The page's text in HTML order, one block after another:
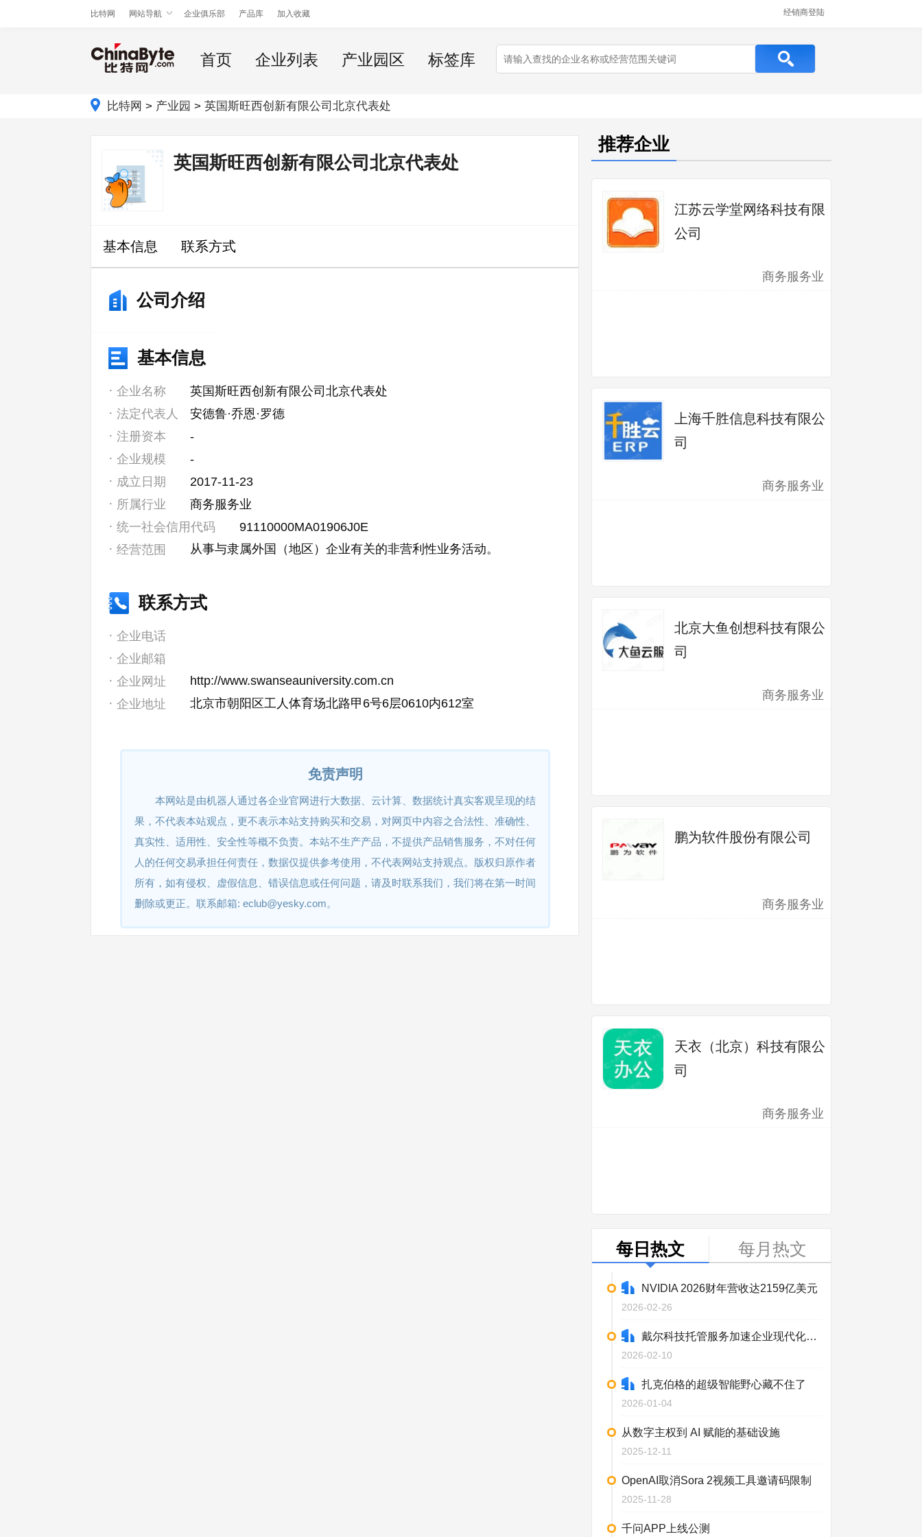
比特网 网站导航 企业俱乐部 产品库 加入收藏 经销商登陆
首页 企业列表 产业园区 标签库
比特网 > 产业园 > 英国斯旺西创新有限公司北京代表处
英国斯旺西创新有限公司北京代表处
基本信息 联系方式
公司介绍
基本信息
企业名称
英国斯旺西创新有限公司北京代表处
法定代表人
安德鲁·乔恩·罗德
注册资本
-
企业规模
-
成立日期
2017-11-23
所属行业
商务服务业
统一社会信用代码
91110000MA01906J0E
经营范围
从事与隶属外国（地区）企业有关的非营利性业务活动。
联系方式
企业电话
企业邮箱
企业网址
http://www.swanseauniversity.com.cn
企业地址
北京市朝阳区工人体育场北路甲6号6层0610内612室
免责声明
本网站是由机器人通过各企业官网进行大数据、云计算、数据统计真实客观呈现的结
果，不代表本站观点，更不表示本站支持购买和交易，对网页中内容之合法性、准确性、
真实性、适用性、安全性等概不负责。本站不生产产品，不提供产品销售服务，不对任何
人的任何交易承担任何责任，数据仅提供参考使用，不代表网站支持观点。版权归原作者
所有，如有侵权、虚假信息、错误信息或任何问题，请及时联系我们，我们将在第一时间
删除或更正。联系邮箱: eclub@yesky.com。
推荐企业
江苏云学堂网络科技有限
公司
商务服务业
上海千胜信息科技有限公
司
商务服务业
北京大鱼创想科技有限公
司
商务服务业
鹏为软件股份有限公司
商务服务业
天衣（北京）科技有限公
司
商务服务业
每日热文 每月热文
NVIDIA 2026财年营收达2159亿美元
2026-02-26
戴尔科技托管服务加速企业现代化进程
2026-02-10
扎克伯格的超级智能野心藏不住了
2026-01-04
从数字主权到 AI 赋能的基础设施
2025-12-11
OpenAI取消Sora 2视频工具邀请码限制
2025-11-28
千问APP上线公测